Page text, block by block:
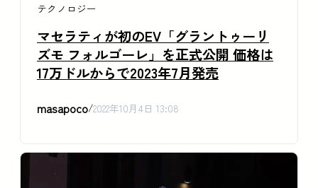
テクノロジー
マセラティが初のEV「グラントゥーリ
ズモ フォルゴーレ」を正式公開 価格は
17万ドルからで2023年7月発売
masapoco/2022年10月4日 13:08